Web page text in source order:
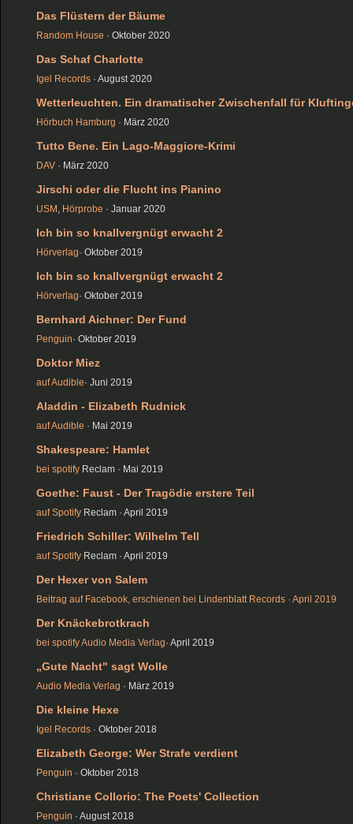
Das Flüstern der Bäume
Random House · Oktober 2020
Das Schaf Charlotte
Igel Records · August 2020
Wetterleuchten. Ein dramatischer Zwischenfall für
Hörbuch Hamburg · März 2020
Tutto Bene. Ein Lago-Maggiore-Krimi
DAV · März 2020
Jirschi oder die Flucht ins Pianino
USM , Hörprobe · Januar 2020
Ich bin so knallvergnügt erwacht 2
Hörverlag· Oktober 2019
Ich bin so knallvergnügt erwacht 2
Hörverlag· Oktober 2019
Bernhard Aichner: Der Fund
Penguin· Oktober 2019
Doktor Miez
auf Audible· Juni 2019
Aladdin - Elizabeth Rudnick
auf Audible · Mai 2019
Shakespeare: Hamlet
bei spotify Reclam · Mai 2019
Goethe: Faust - Der Tragödie erstere Teil
auf Spotify Reclam · April 2019
Friedrich Schiller: Wilhelm Tell
auf Spotify Reclam · April 2019
Der Hexer von Salem
Beitrag auf Facebook, erschienen bei Lindenblatt Records · April 2019
Der Knäckebrotkrach
bei spotifyAudio Media Verlag· April 2019
„Gute Nacht" sagt Wolle
Audio Media Verlag · März 2019
Die kleine Hexe
Igel Records · Oktober 2018
Elizabeth George: Wer Strafe verdient
Penguin · Oktober 2018
Christiane Collorio: The Poets' Collection
Penguin · August 2018